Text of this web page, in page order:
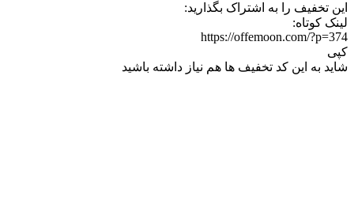
این تخفیف را به اشتراک بگذارید:
لینک کوتاه:
https://offemoon.com/?p=374
کپی
شاید به این کد تخفیف ها هم نیاز داشته باشید